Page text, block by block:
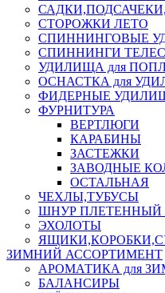
СТОРОЖКИ ЛЕТО
СПИННИНГОВЫЕ
СПИННИНГИ
УДИЛИЩА для
ОСНАСТКА для
ФИДЕРНЫЕ
ФУРНИТУРА
ВЕРТЛЮГИ
КАРАБИНЫ
ЗАСТЕЖКИ
ЗАВОДНЫЕ
ОСТАЛЬНАЯ
ЧЕХЛЫ,ТУБУСЫ
ШНУР ПЛЕТЕННЫЙ
ЭХОЛОТЫ
ЗИМНИЙ АССОРТИМЕНТ
АРОМАТИКА для
БАЛАНСИРЫ